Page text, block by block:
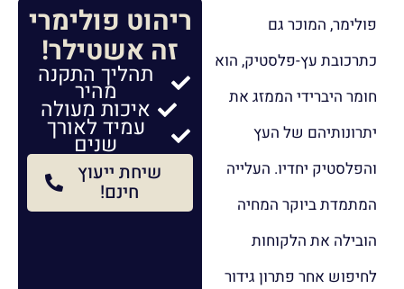
פולימר, המוכר גם
כתרכובת עץ-פלסטיק, הוא
חומר היברידי הממזג את
יתרונותיהם של העץ
והפלסטיק יחדיו. העלייה
המתמדת ביוקר המחיה
הובילה את הלקוחות
לחיפוש אחר פתרון גידור
ריהוט פולימרי
זה אשטילר!
תהליך התקנה
מהיר
איכות מעולה
עמיד לאורך
שנים
שיחת ייעוץ
חינם!